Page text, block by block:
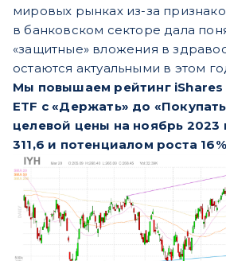
мировых рынках из-за
в банковском секторе дала
«защитные» вложения в
остаются актуальными в этом
Мы повышаем рейтинг iShares
ETF с «Держать» до
целевой цены на ноябрь 2023
311,6 и потенциалом роста